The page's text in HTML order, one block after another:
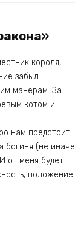
короля,
забыл
манерам. За
котом и
нам предстоит
богиня (не иначе
от меня будет
положение